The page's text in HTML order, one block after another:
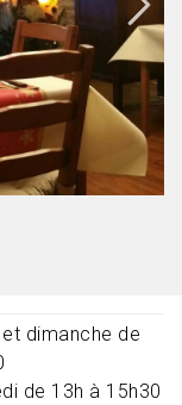
dimanche de
de 13h à 15h30